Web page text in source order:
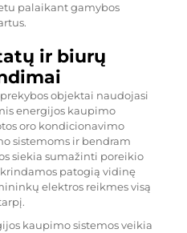
palaikant gamybos
ir biurų
objektai naudojasi
energijos kaupimo
oro kondicionavimo
sistemoms ir bendram
siekia sumažinti poreikio
patogią vidinę
elektros reikmes visą
kaupimo sistemos veikia